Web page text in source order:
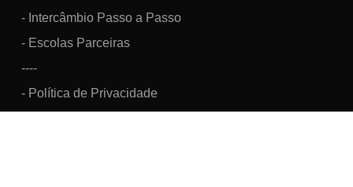
- Intercâmbio Passo a Passo
- Escolas Parceiras
----
- Política de Privacidade